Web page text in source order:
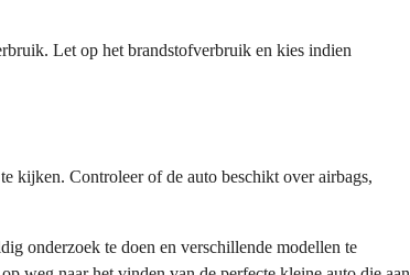
Let op het brandstofverbruik en kies indien
kijken. Controleer of de auto beschikt over airbags,
onderzoek te doen en verschillende modellen te